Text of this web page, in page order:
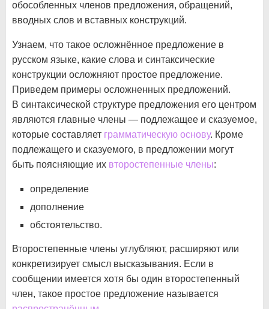
обособленных членов предложения, обращений,
вводных слов и вставных конструкций.
Узнаем, что такое осложнённое предложение в
русском языке, какие слова и синтаксические
конструкции осложняют простое предложение.
Приведем примеры осложненных предложений.
В синтаксической структуре предложения его центром
являются главные члены — подлежащее и сказуемое,
которые составляет грамматическую основу. Кроме
подлежащего и сказуемого, в предложении могут
быть поясняющие их второстепенные члены:
определение
дополнение
обстоятельство.
Второстепенные члены углубляют, расширяют или
конкретизирует смысл высказывания. Если в
сообщении имеется хотя бы один второстепенный
член, такое простое предложение называется